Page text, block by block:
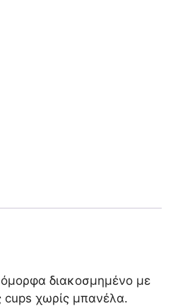
διακοσμημένο με
cups χωρίς μπανέλα.